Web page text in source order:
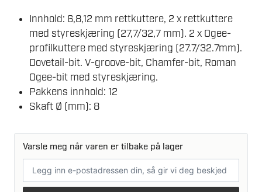
Innhold: 6,8,12 mm rettkuttere, 2 x rettkuttere
med styreskjæring (27,7/32,7 mm). 2 x Ogee-
profilkuttere med styreskjæring (27.7/32.7mm).
Dovetail-bit. V-groove-bit, Chamfer-bit, Roman
Ogee-bit med styreskjæring.
Pakkens innhold: 12
Skaft Ø (mm): 8
Varsle meg når varen er tilbake på lager
postadresse